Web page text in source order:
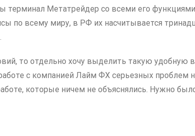
терминал Метатрейдер со всеми его
по всему миру, в РФ их насчитывается
то отдельно хочу выделить такую удобную
с компанией Лайм ФХ серьезных проблем
которые ничем не объяснялись. Нужно